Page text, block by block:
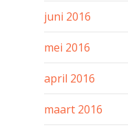
juni 2016
mei 2016
april 2016
maart 2016